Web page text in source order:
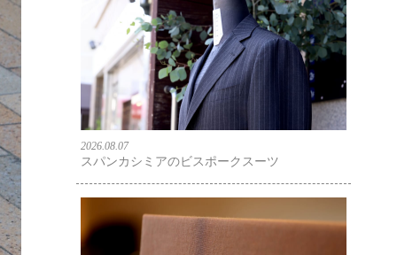
2026.08.07
スパンカシミアのビスポークスーツ